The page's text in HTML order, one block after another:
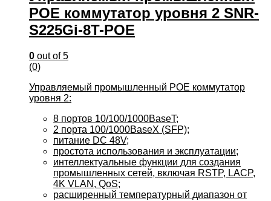
POE коммутатор уровня 2 SNR-
S225Gi-8T-POE
0 out of 5
(0)
Управляемый промышленный POE коммутатор
уровня 2:
8 портов 10/100/1000BaseT;
2 порта 100/1000BaseX (SFP);
питание DC 48V;
простота использования и эксплуатации;
интеллектуальные функции для создания
промышленных сетей, включая RSTP, LACP,
4K VLAN, QoS;
расширенный температурный диапазон от